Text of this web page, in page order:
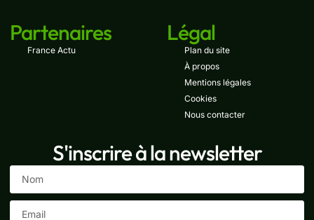
Partenaires
France Actu
Légal
Plan du site
À propos
Mentions légales
Cookies
Nous contacter
S'inscrire à la newsletter